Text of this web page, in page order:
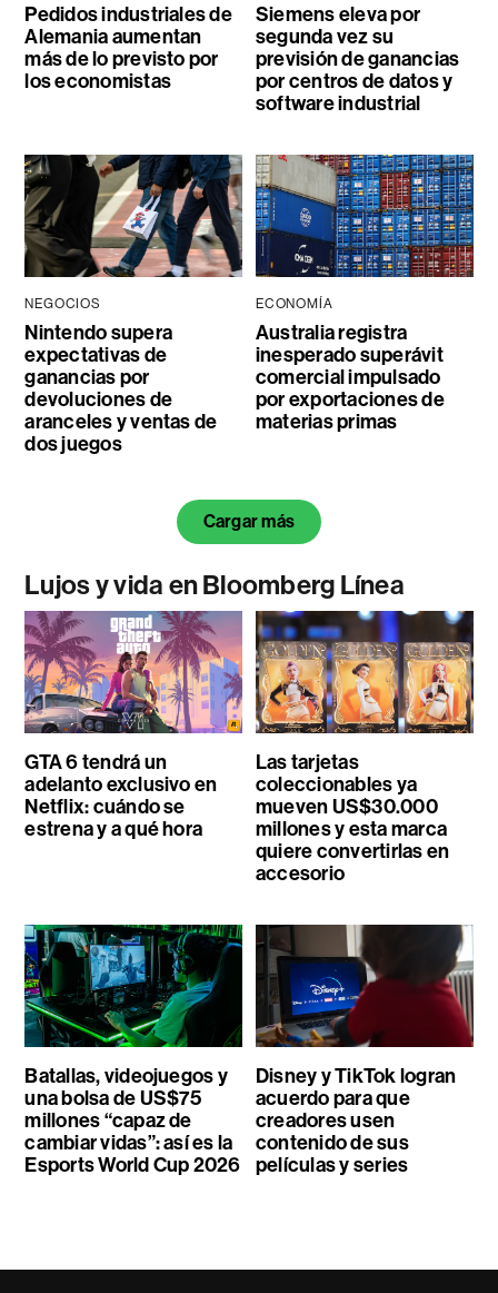
Pedidos industriales de
Alemania aumentan
más de lo previsto por
los economistas
Siemens eleva por
segunda vez su
previsión de ganancias
por centros de datos y
software industrial
NEGOCIOS
Nintendo supera
expectativas de
ganancias por
devoluciones de
aranceles y ventas de
dos juegos
ECONOMÍA
Australia registra
inesperado superávit
comercial impulsado
por exportaciones de
materias primas
Cargar más
Lujos y vida en Bloomberg Línea
GTA 6 tendrá un
adelanto exclusivo en
Netflix: cuándo se
estrena y a qué hora
Las tarjetas
coleccionables ya
mueven US$30.000
millones y esta marca
quiere convertirlas en
accesorio
Batallas, videojuegos y
una bolsa de US$75
millones “capaz de
cambiar vidas”: así es la
Esports World Cup 2026
Disney y TikTok logran
acuerdo para que
creadores usen
contenido de sus
películas y series